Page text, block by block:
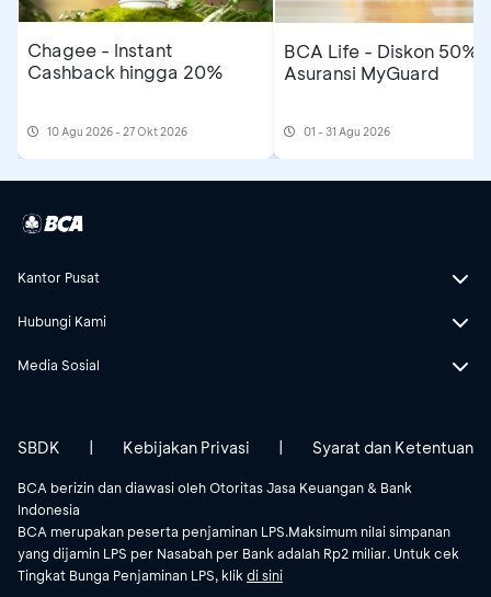
Chagee - Instant
Cashback hingga 20%
10 Agu 2026 - 27 Okt 2026
BCA Life - Diskon 50%
Asuransi MyGuard
01 - 31 Agu 2026
Kantor Pusat
Hubungi Kami
Media Sosial
BCA berizin dan diawasi oleh Otoritas Jasa Keuangan & Bank
Indonesia
BCA merupakan peserta penjaminan LPS.Maksimum nilai simpanan
yang dijamin LPS per Nasabah per Bank adalah Rp2 miliar. Untuk cek
Tingkat Bunga Penjaminan LPS, klik di sini
SBDK | Kebijakan Privasi | Syarat dan Ketentuan